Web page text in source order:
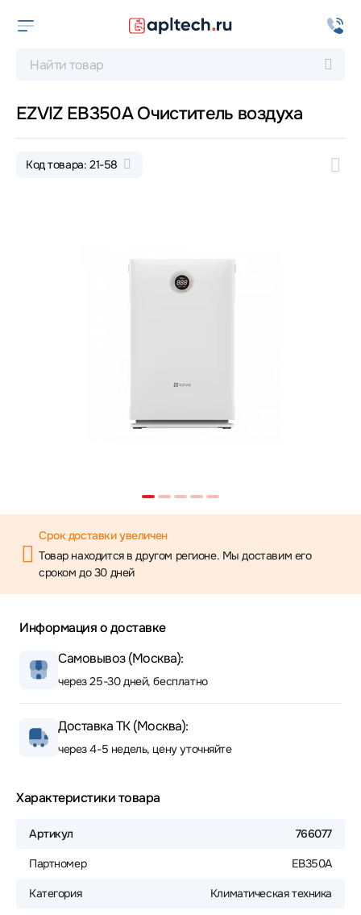
EZVIZ EB350A Очиститель воздуха
Код товара: 21-58
Срок доставки увеличен
Товар находится в другом регионе. Мы доставим его
сроком до 30 дней
Информация о доставке
Самовывоз (Москва):
через 25-30 дней, бесплатно
Доставка ТК (Москва):
через 4-5 недель, цену уточняйте
Характеристики товара
Артикул 766077
Партномер EB350A
Категория Климатическая техника